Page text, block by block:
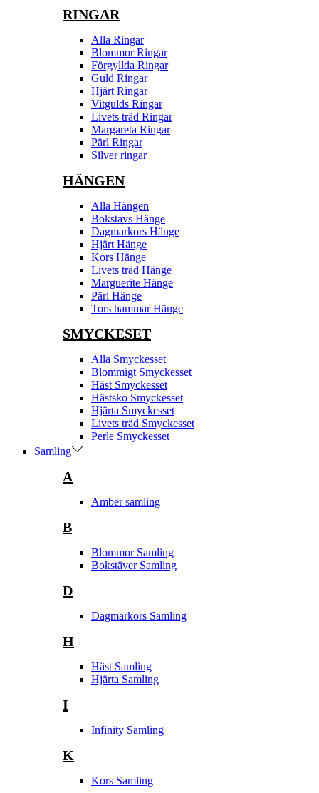
RINGAR
Alla Ringar
Blommor Ringar
Förgyllda Ringar
Guld Ringar
Hjärt Ringar
Vitgulds Ringar
Livets träd Ringar
Margareta Ringar
Pärl Ringar
Silver ringar
HÄNGEN
Alla Hängen
Bokstavs Hänge
Dagmarkors Hänge
Hjärt Hänge
Kors Hänge
Livets träd Hänge
Marguerite Hänge
Pärl Hänge
Tors hammar Hänge
SMYCKESET
Alla Smyckesset
Blommigt Smyckesset
Häst Smyckesset
Hästsko Smyckesset
Hjärta Smyckesset
Livets träd Smyckesset
Perle Smyckesset
Samling
A
Amber samling
B
Blommor Samling
Bokstäver Samling
D
Dagmarkors Samling
H
Häst Samling
Hjärta Samling
I
Infinity Samling
K
Kors Samling